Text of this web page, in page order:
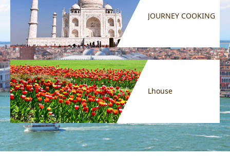
JOURNEY COOKING
Lhouse